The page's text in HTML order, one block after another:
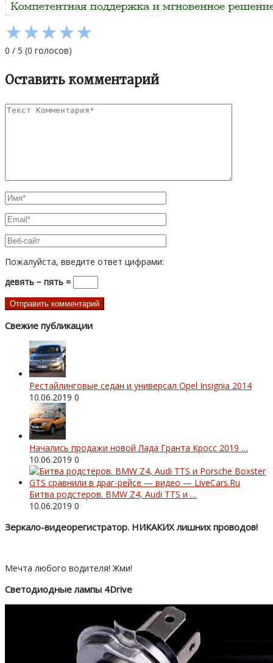
★★★★★
0 / 5 (0 голосов)
Оставить комментарий
Пожалуйста, введите ответ цифрами:
девять − пять =
Свежие публикации
Рестайлинговые седан и универсал Opel Insignia 2014
10.06.2019 0
Начались продажи новой Лада Гранта Кросс 2019 …
10.06.2019 0
Битва родстеров. BMW Z4, Audi TTS и …
10.06.2019 0
Зеркало-видеорегистратор. НИКАКИХ лишних проводов!
Мечта любого водителя! Жми!
Светодиодные лампы 4Drive